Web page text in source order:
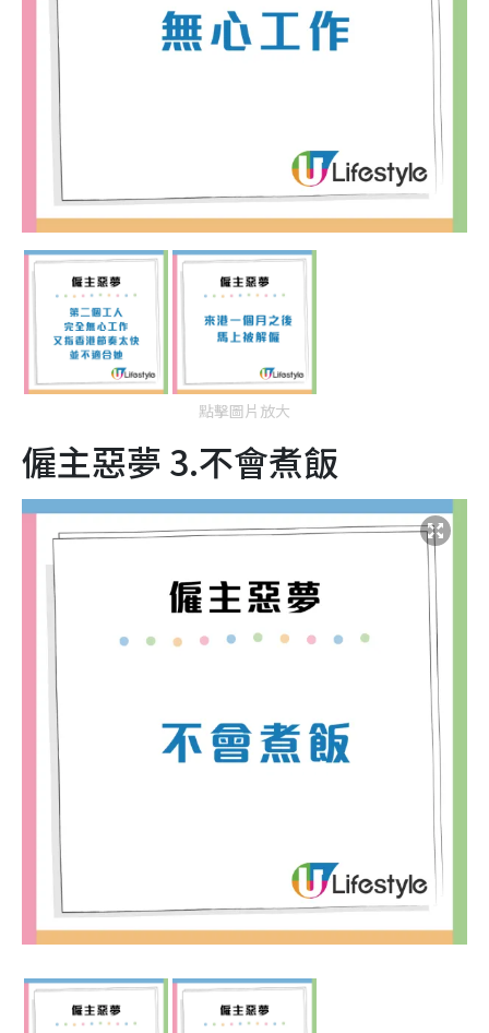
點擊圖片放大
僱主惡夢 3.不會煮飯